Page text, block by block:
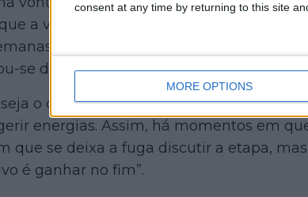
consent at any time by returning to this site
MORE OPTIONS
a vitória final está longe de estar
e é preciso esperar o inesperado.
se do avesso na 20ª etapa”.
o caso, mas, se acontecer, temos de
energias. Assim, há momentos em
que se deixa a fuga discutir a etapa,
é ganhar no fim”.